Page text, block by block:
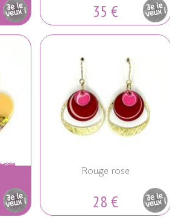
35 €
Rouge rose
28 €